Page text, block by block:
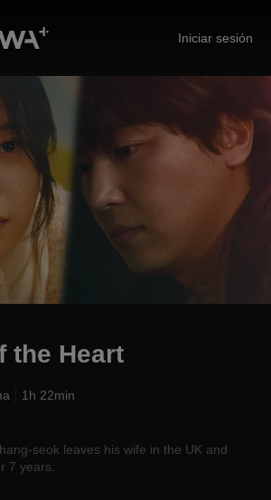
Iniciar sesión
Heart
the Heart
1h 22min
seok leaves his wife in the UK and
7 years.